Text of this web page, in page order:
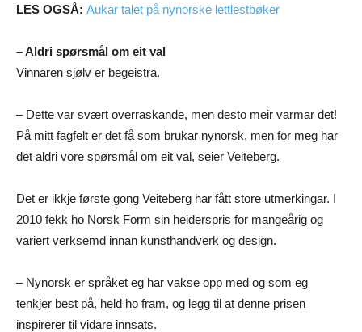
LES OGSÅ: Aukar talet på nynorske lettlestbøker
– Aldri spørsmål om eit val
Vinnaren sjølv er begeistra.
– Dette var svært overraskande, men desto meir varmar det!
På mitt fagfelt er det få som brukar nynorsk, men for meg har
det aldri vore spørsmål om eit val, seier Veiteberg.
Det er ikkje første gong Veiteberg har fått store utmerkingar. I
2010 fekk ho Norsk Form sin heiderspris for mangeårig og
variert verksemd innan kunsthandverk og design.
– Nynorsk er språket eg har vakse opp med og som eg
tenkjer best på, held ho fram, og legg til at denne prisen
inspirerer til vidare innsats.